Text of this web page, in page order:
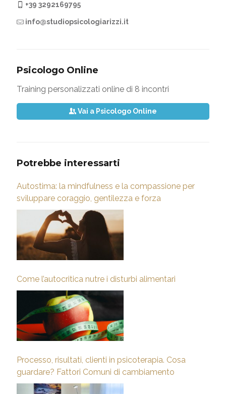
+39 3292169795
info@studiopsicologiarizzi.it
Psicologo Online
Training personalizzati online di 8 incontri
Vai a Psicologo Online
Potrebbe interessarti
Autostima: la mindfulness e la compassione per
sviluppare coraggio, gentilezza e forza
Come l’autocritica nutre i disturbi alimentari
Processo, risultati, clienti in psicoterapia. Cosa
guardare? Fattori Comuni di cambiamento